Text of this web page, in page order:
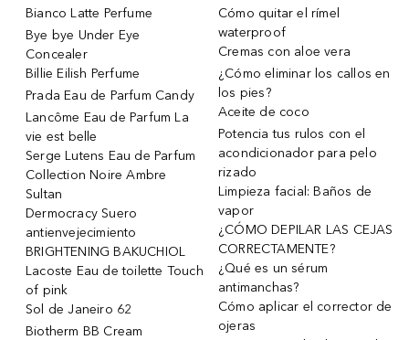
Bianco Latte Perfume
Bye bye Under Eye
Concealer
Billie Eilish Perfume
Prada Eau de Parfum Candy
Lancôme Eau de Parfum La
vie est belle
Serge Lutens Eau de Parfum
Collection Noire Ambre
Sultan
Dermocracy Suero
antienvejecimiento
BRIGHTENING BAKUCHIOL
Lacoste Eau de toilette Touch
of pink
Sol de Janeiro 62
Biotherm BB Cream
Cómo quitar el rímel
waterproof
Cremas con aloe vera
¿Cómo eliminar los callos en
los pies?
Aceite de coco
Potencia tus rulos con el
acondicionador para pelo
rizado
Limpieza facial: Baños de
vapor
¿CÓMO DEPILAR LAS CEJAS
CORRECTAMENTE?
¿Qué es un sérum
antimanchas?
Cómo aplicar el corrector de
ojeras